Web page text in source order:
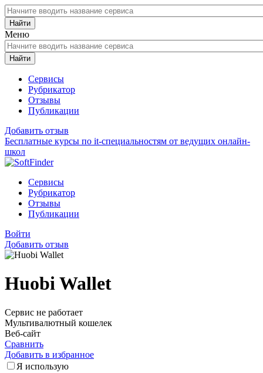
Найти
Меню
Найти
Сервисы
Рубрикатор
Отзывы
Публикации
Добавить отзыв
Бесплатные курсы по it-специальностям от ведущих онлайн-
школ
Сервисы
Рубрикатор
Отзывы
Публикации
Войти
Добавить отзыв
Huobi Wallet
Сервис не работает
Мультивалютный кошелек
Веб-сайт
Сравнить
Добавить в избранное
Я использую